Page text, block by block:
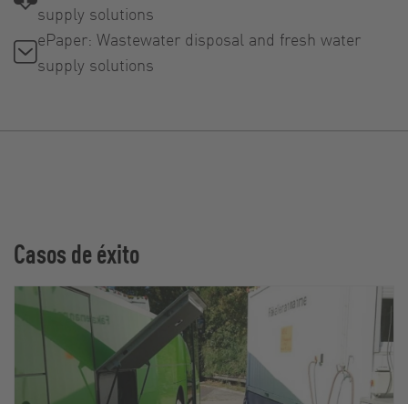
supply solutions
ePaper: Wastewater disposal and fresh water
supply solutions
Casos de éxito